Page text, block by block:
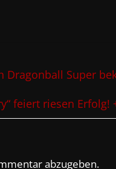
Super
feiert riesen
abzugeben.